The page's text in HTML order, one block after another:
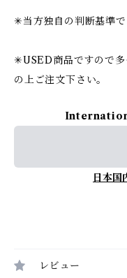
✳︎当方独自の判断基準で
✳︎USED商品ですので多
の上ご注文下さい。
日本国
レビュー